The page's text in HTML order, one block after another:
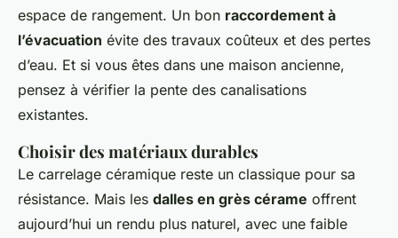
espace de rangement. Un bon raccordement à
l’évacuation évite des travaux coûteux et des pertes
d’eau. Et si vous êtes dans une maison ancienne,
pensez à vérifier la pente des canalisations
existantes.
Choisir des matériaux durables
Le carrelage céramique reste un classique pour sa
résistance. Mais les dalles en grès cérame offrent
aujourd’hui un rendu plus naturel, avec une faible